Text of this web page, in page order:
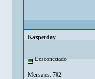
Kaxperday
Desconectado
Mensajes: 702